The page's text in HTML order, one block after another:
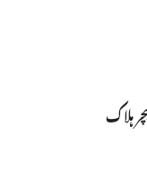
ہلاک